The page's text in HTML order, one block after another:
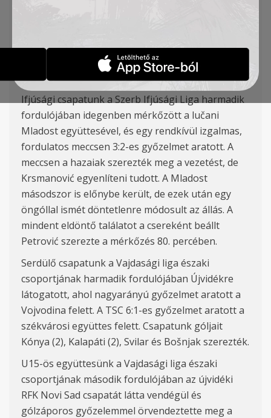
Újvidéken győzték le fölényesen a Vojvodinát,míg
U15-ös együttesünk gólzáporos 15:0-á
győzelmet aratott a RFK NoviSadellen.
Ifjúsági csapatunk a Szerb Ifjúsági Liga harmadik
fordulójában idegenben mérkőzött a lučani
Mladost együttesével, és egy rendkívül izgalmas,
fordulatos meccsen 3:2-es győzelmetaratott. A
meccsen a hazaiak szerezték meg a vezetést, de
Krsmanović egyenlíteni tudott. A Mladost
másodszor is előnybe került, de ezek után egy
öngóllal ismét döntetlenre módosult az állás. A
mindent eldöntő találatot a csereként beállt
Petrović szerezte a mérkőzés 80. percében.
Serdülő csapatunk a Vajdasági liga északi
csoportjának harmadik fordulójában Újvidékre
látogatott, ahol nagyarányú győzelmet aratott a
Vojvodina felett. A TSC 6:1-es győzelmetaratott a
székvárosi együttes felett. Csapatunk góljait
Kónya (2), Kalapáti (2), Svilar és Bošnjakszerezték.
U15-ös együttesünka Vajdasági liga északi
csoportjának másodikfordulójában az újvidéki
RFK Novi Sad csapatát látta vendégül és
gólzáporos győzelemmel örvendeztette meg a